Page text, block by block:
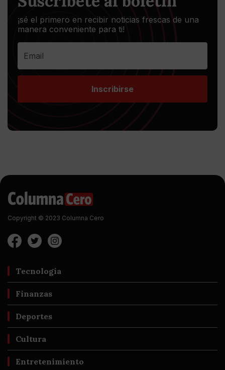
¡sé el primero en recibir noticias frescas de una
manera conveniente para ti!
Inscribirse
Copyright © 2023 Columna Cero
Tecnología
Finanzas
Deportes
Cultura
Entretenimiento